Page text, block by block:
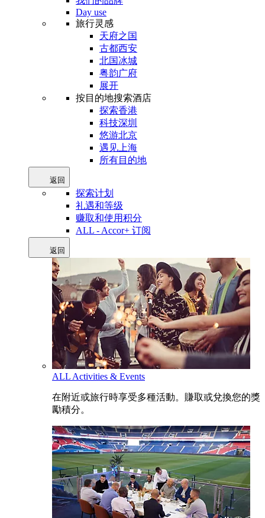
Day use
旅行灵感
天府之国
古都西安
北国冰城
粤韵广府
展开
按目的地搜索酒店
探索香港
科技深圳
悠游北京
遇见上海
所有目的地
返回
探索计划
礼遇和等级
赚取和使用积分
ALL - Accor+ 订阅
返回
ALL Activities & Events
在附近或旅行時享受多種活動。賺取或兌換您的獎
勵積分。